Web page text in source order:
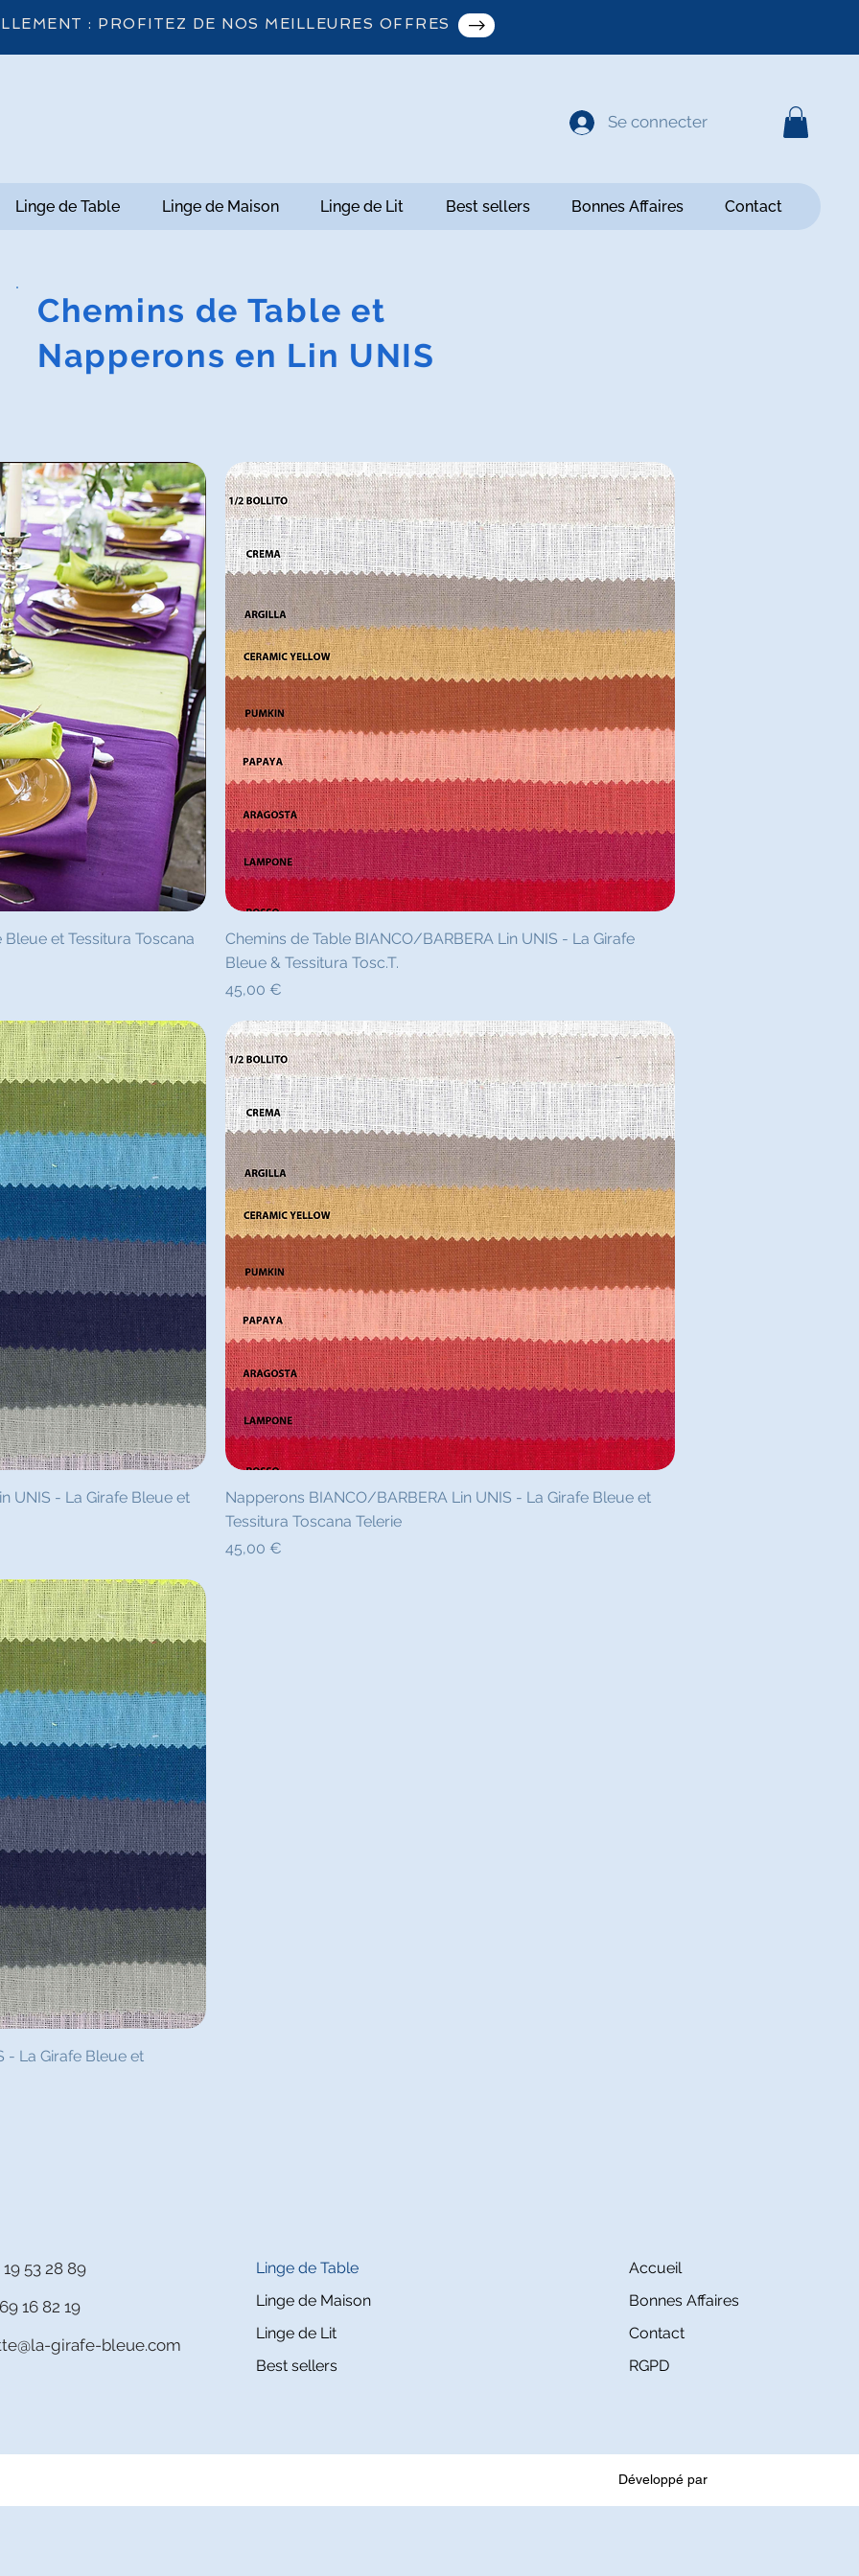
: PROFITEZ DE NOS MEILLEURES OFFRES
Se connecter
Linge de Table Linge de Maison Linge de Lit Best sellers Bonnes Affaires Contact
Chemins de Table et
Napperons en Lin UNIS
et Tessitura Toscana
Aperçu rapide
Chemins de Table BIANCO/BARBERA Lin UNIS - La Girafe
Bleue & Tessitura Tosc.T.
Prix
45,00 €
UNIS - La Girafe Bleue et
Aperçu rapide
Napperons BIANCO/BARBERA Lin UNIS - La Girafe Bleue et
Tessitura Toscana Telerie
Prix
45,00 €
- La Girafe Bleue et
19 53 28 89
16 82 19
girafe-bleue.com
Linge de Table
Linge de Maison
Linge de Lit
Best sellers
Accueil
Bonnes Affaires
Contact
RGPD
Développé par